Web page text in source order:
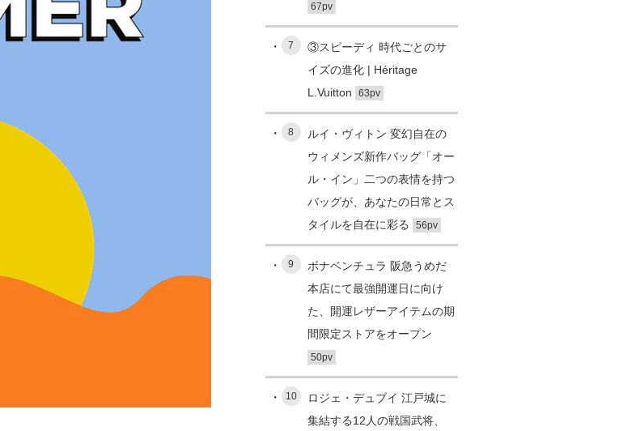
67pv
7
③スピーディ 時代ごとのサ
イズの進化 | Héritage
L.Vuitton
63pv
8
ルイ・ヴィトン 変幻自在の
ウィメンズ新作バッグ「オー
ル・イン」二つの表情を持つ
バッグが、あなたの日常とス
タイルを自在に彩る
56pv
9
ボナベンチュラ 阪急うめだ
本店にて最強開運日に向け
た、開運レザーアイテムの期
間限定ストアをオープン
50pv
10
ロジェ・デュブイ 江戸城に
集結する12人の戦国武将、